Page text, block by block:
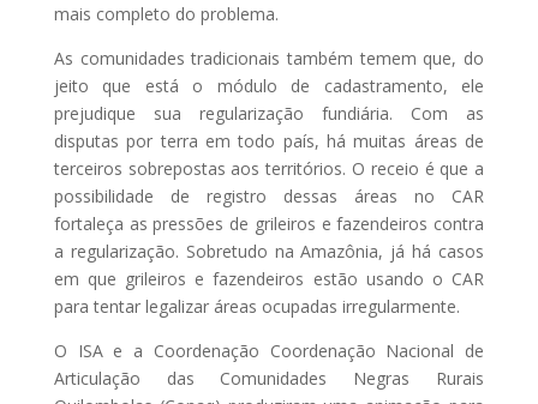
mais completo do problema.
As comunidades tradicionais também temem que, do
jeito que está o módulo de cadastramento, ele
prejudique sua regularização fundiária. Com as
disputas por terra em todo país, há muitas áreas de
terceiros sobrepostas aos territórios. O receio é que a
possibilidade de registro dessas áreas no CAR
fortaleça as pressões de grileiros e fazendeiros contra
a regularização. Sobretudo na Amazônia, já há casos
em que grileiros e fazendeiros estão usando o CAR
para tentar legalizar áreas ocupadas irregularmente.
O ISA e a Coordenação Coordenação Nacional de
Articulação das Comunidades Negras Rurais